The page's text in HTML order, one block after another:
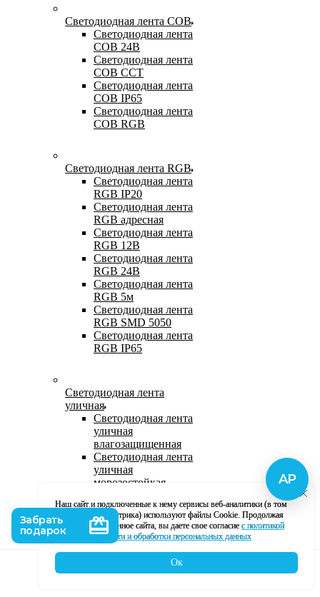
Светодиодная лента COB
Светодиодная лента
COB 24В
Светодиодная лента
COB CCT
Светодиодная лента
COB IP65
Светодиодная лента
COB RGB
Светодиодная лента RGB
Светодиодная лента
RGB IP20
Светодиодная лента
RGB адресная
Светодиодная лента
RGB 12В
Светодиодная лента
RGB 24В
Светодиодная лента
RGB 5м
Светодиодная лента
RGB SMD 5050
Светодиодная лента
RGB IP65
Светодиодная лента
уличная
Светодиодная лента
уличная
влагозащищенная
Светодиодная лента
уличная
морозостойкая
светодиодная лента
220В
Светодиодная лента
уличная в силиконе
Наш сайт и подключенные к нему сервисы веб-аналитики (в том
числе, Яндекс Метрика) используют файлы Cookie. Продолжая
использование данное сайта, вы даете свое согласие с политикой
кофиденциальности и обработки персональных данных
Ок